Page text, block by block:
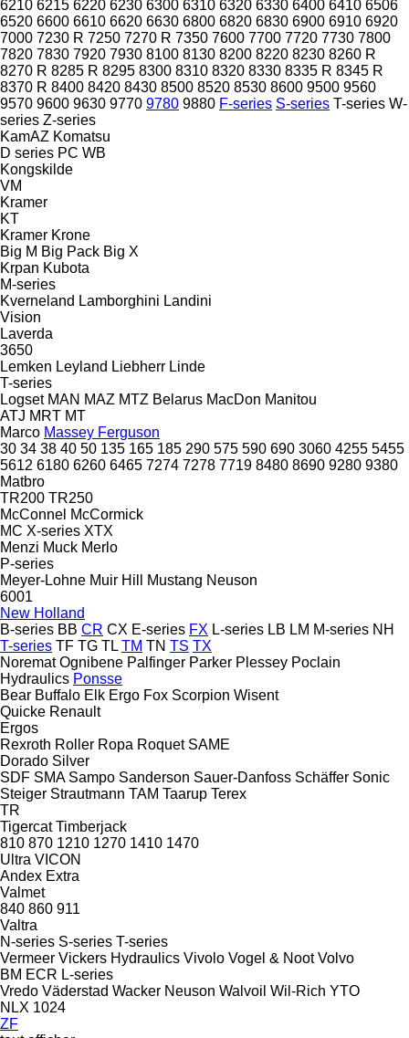
6210 6215 6220 6230 6300 6310 6320 6330 6400 6410 6506
6520 6600 6610 6620 6630 6800 6820 6830 6900 6910 6920
7000 7230 R 7250 7270 R 7350 7600 7700 7720 7730 7800
7820 7830 7920 7930 8100 8130 8200 8220 8230 8260 R
8270 R 8285 R 8295 8300 8310 8320 8330 8335 R 8345 R
8370 R 8400 8420 8430 8500 8520 8530 8600 9500 9560
9570 9600 9630 9770 9780 9880 F-series S-series T-series W-
series Z-series
KamAZ Komatsu
D series PC WB
Kongskilde
VM
Kramer
KT
Kramer Krone
Big M Big Pack Big X
Krpan Kubota
M-series
Kverneland Lamborghini Landini
Vision
Laverda
3650
Lemken Leyland Liebherr Linde
T-series
Logset MAN MAZ MTZ Belarus MacDon Manitou
ATJ MRT MT
Marco Massey Ferguson
30 34 38 40 50 135 165 185 290 575 590 690 3060 4255 5455
5612 6180 6260 6465 7274 7278 7719 8480 8690 9280 9380
Matbro
TR200 TR250
McConnel McCormick
MC X-series XTX
Menzi Muck Merlo
P-series
Meyer-Lohne Muir Hill Mustang Neuson
6001
New Holland
B-series BB CR CX E-series FX L-series LB LM M-series NH
T-series TF TG TL TM TN TS TX
Noremat Ognibene Palfinger Parker Plessey Poclain
Hydraulics Ponsse
Bear Buffalo Elk Ergo Fox Scorpion Wisent
Quicke Renault
Ergos
Rexroth Roller Ropa Roquet SAME
Dorado Silver
SDF SMA Sampo Sanderson Sauer-Danfoss Schäffer Sonic
Steiger Strautmann TAM Taarup Terex
TR
Tigercat Timberjack
810 870 1210 1270 1410 1470
Ultra VICON
Andex Extra
Valmet
840 860 911
Valtra
N-series S-series T-series
Vermeer Vickers Hydraulics Vivolo Vogel & Noot Volvo
BM ECR L-series
Vredo Väderstad Wacker Neuson Walvoil Wil-Rich YTO
NLX 1024
ZF